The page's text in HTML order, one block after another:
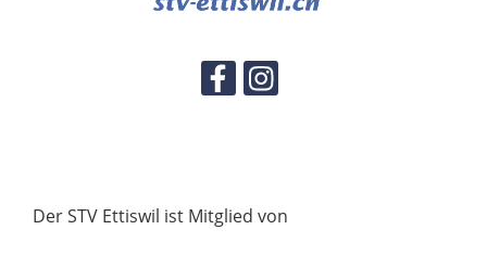
Der STV Ettiswil ist Mitglied von